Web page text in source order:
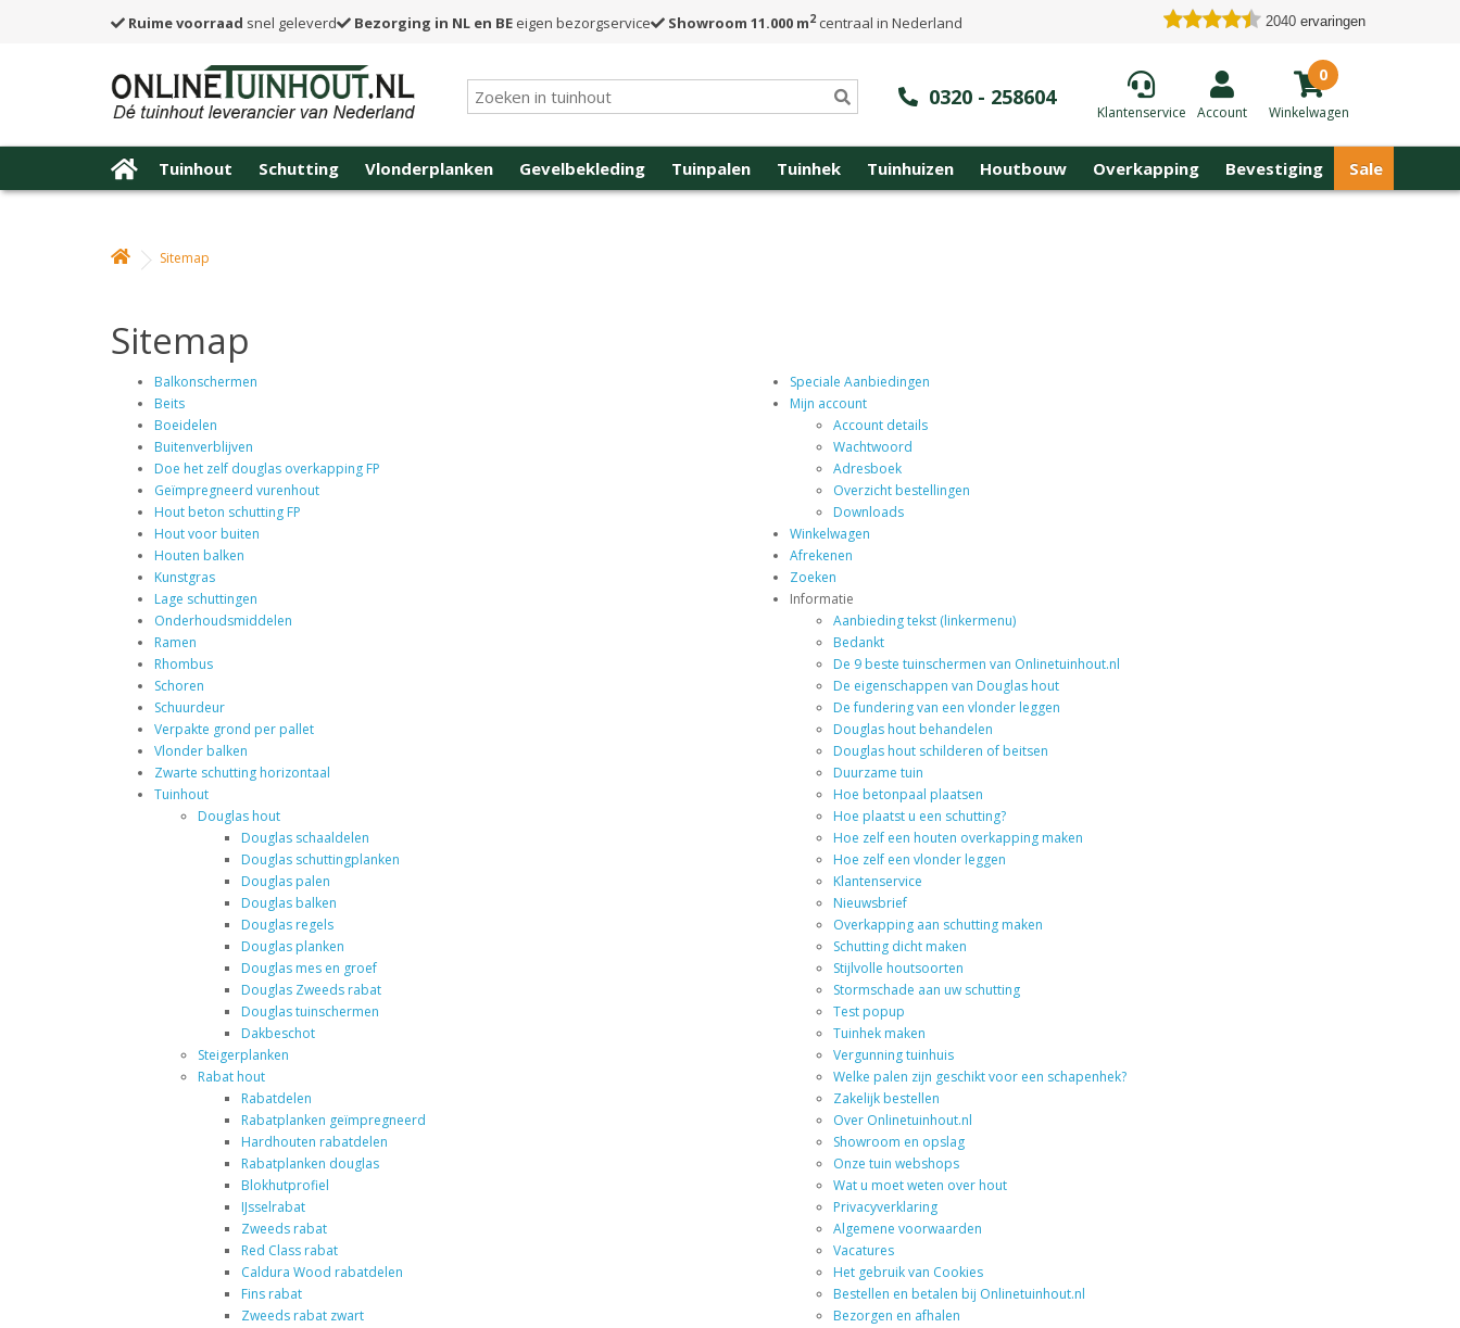
Ruime voorraad snel geleverd Bezorging in NL en BE eigen bezorgservice Showroom 11.000 m2centraal in Nederland 2040 ervaringen
0320 - 258604
Klantenservice Account
0
Winkelwagen
Tuinhout Schutting Vlonderplanken Gevelbekleding Tuinpalen Tuinhek Tuinhuizen Houtbouw Overkapping Bevestiging Sale
Sitemap
Sitemap
Balkonschermen
Beits
Boeidelen
Buitenverblijven
Doe het zelf douglas overkapping FP
Geïmpregneerd vurenhout
Hout beton schutting FP
Hout voor buiten
Houten balken
Kunstgras
Lage schuttingen
Onderhoudsmiddelen
Ramen
Rhombus
Schoren
Schuurdeur
Verpakte grond per pallet
Vlonder balken
Zwarte schutting horizontaal
Tuinhout
Douglas hout
Douglas schaaldelen
Douglas schuttingplanken
Douglas palen
Douglas balken
Douglas regels
Douglas planken
Douglas mes en groef
Douglas Zweeds rabat
Douglas tuinschermen
Dakbeschot
Steigerplanken
Rabat hout
Rabatdelen
Rabatplanken geïmpregneerd
Hardhouten rabatdelen
Rabatplanken douglas
Blokhutprofiel
IJsselrabat
Zweeds rabat
Red Class rabat
Caldura Wood rabatdelen
Fins rabat
Zweeds rabat zwart
Speciale Aanbiedingen
Mijn account
Account details
Wachtwoord
Adresboek
Overzicht bestellingen
Downloads
Winkelwagen
Afrekenen
Zoeken
Informatie
Aanbieding tekst (linkermenu)
Bedankt
De 9 beste tuinschermen van Onlinetuinhout.nl
De eigenschappen van Douglas hout
De fundering van een vlonder leggen
Douglas hout behandelen
Douglas hout schilderen of beitsen
Duurzame tuin
Hoe betonpaal plaatsen
Hoe plaatst u een schutting?
Hoe zelf een houten overkapping maken
Hoe zelf een vlonder leggen
Klantenservice
Nieuwsbrief
Overkapping aan schutting maken
Schutting dicht maken
Stijlvolle houtsoorten
Stormschade aan uw schutting
Test popup
Tuinhek maken
Vergunning tuinhuis
Welke palen zijn geschikt voor een schapenhek?
Zakelijk bestellen
Over Onlinetuinhout.nl
Showroom en opslag
Onze tuin webshops
Wat u moet weten over hout
Privacyverklaring
Algemene voorwaarden
Vacatures
Het gebruik van Cookies
Bestellen en betalen bij Onlinetuinhout.nl
Bezorgen en afhalen